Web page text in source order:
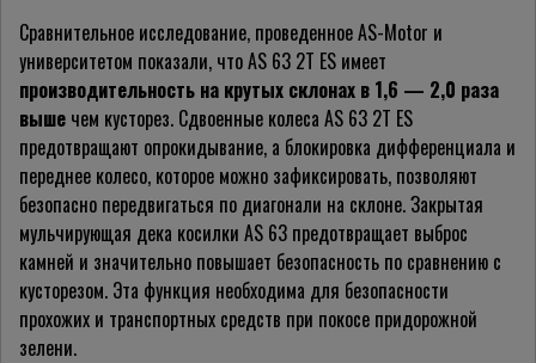
Сравнительное исследование, проведенное AS-Motor и
университетом показали, что AS 63 2T ES имеет
производительность на крутых склонах в 1,6 — 2,0 раза
выше чем кусторез. Сдвоенные колеса AS 63 2T ES
предотвращают опрокидывание, а блокировка дифференциала и
переднее колесо, которое можно зафиксировать, позволяют
безопасно передвигаться по диагонали на склоне. Закрытая
мульчирующая дека косилки AS 63 предотвращает выброс
камней и значительно повышает безопасность по сравнению с
кусторезом. Эта функция необходима для безопасности
прохожих и транспортных средств при покосе придорожной
зелени.